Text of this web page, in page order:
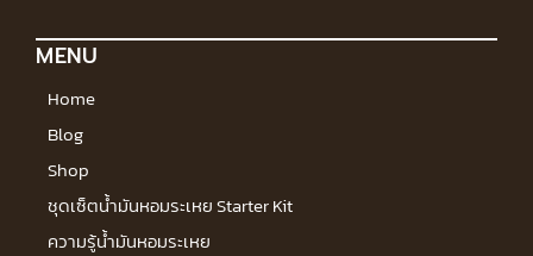
MENU
Home
Blog
Shop
ชุดเซ็ตน้ำมันหอมระเหย Starter Kit
ความรู้น้ำมันหอมระเหย